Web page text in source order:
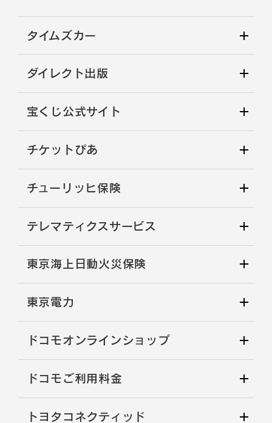
タイムズカー
ダイレクト出版
宝くじ公式サイト
チケットぴあ
チューリッヒ保険
テレマティクスサービス
東京海上日動火災保険
東京電力
ドコモオンラインショップ
ドコモご利用料金
トヨタコネクティッド